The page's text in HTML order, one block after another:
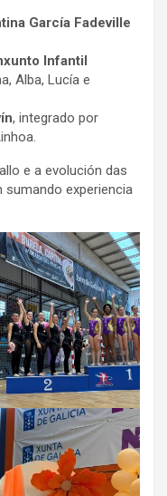
García Fadeville
Infantil
Alba, Lucía e
, integrado por
e a evolución das
sumando experiencia